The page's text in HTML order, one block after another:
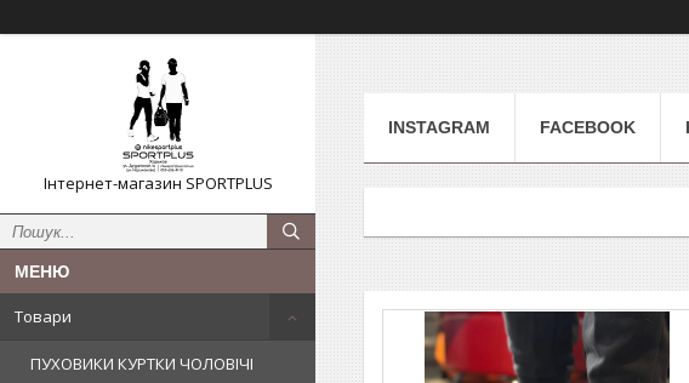
Інтернет-магазин SPORTPLUS
Товари
ПУХОВИКИ КУРТКИ ЧОЛОВІЧІ
INSTAGRAM FACEBOOK